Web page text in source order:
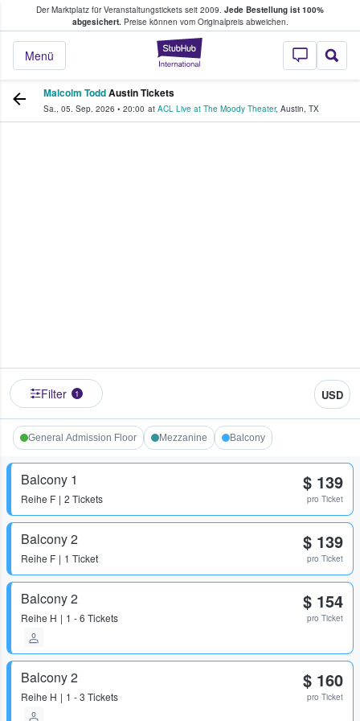
Der Marktplatz für Veranstaltungstickets seit 2009. Jede Bestellung ist 100%
abgesichert.Preise können vom Originalpreis abweichen.
StubHub - Wo
Menü
Tickets kaufen & verkaufen
Malcolm ToddAustin Tickets
Sa., 05. Sep. 2026 • 20:00 at ACL Live at The Moody Theater, Austin, TX
Filter 1 USD
General Admission Floor Mezzanine Balcony
Balcony 1
Reihe F 2 Tickets
$ 139
pro Ticket
Balcony 2
Reihe F 1 Ticket
$ 139
pro Ticket
Balcony 2
Reihe H 1 - 6 Tickets
$ 154
pro Ticket
Balcony 2
Reihe H 1 - 3 Tickets
$ 160
pro Ticket